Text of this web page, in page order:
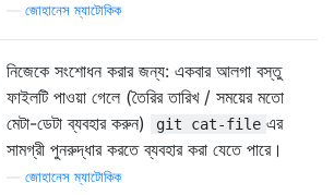
জোহানেস ম্যাটোকিক
নিজেকে সংশোধন করার জন্য: একবার আলগা বস্তু
ফাইলটি পাওয়া গেলে (তৈরির তারিখ / সময়ের মতো
মেটা-ডেটা ব্যবহার করুন)
git cat-file এর
সামগ্রী পুনরুদ্ধার করতে ব্যবহার করা যেতে পারে।
জোহানেস ম্যাটোকিক